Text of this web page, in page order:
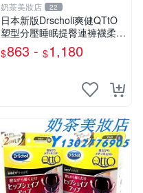
奶茶美妝店 22
日本新版Drscholi爽健QTtO
塑型分壓睡眠提臀連褲襪柔軟
透氣薄款正『奶茶美妝店』
$863 - $1,180